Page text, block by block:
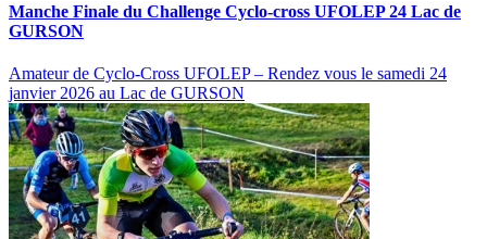
Manche Finale du Challenge Cyclo-cross UFOLEP 24 Lac de
GURSON
Amateur de Cyclo-Cross UFOLEP – Rendez vous le samedi 24
janvier 2026 au Lac de GURSON